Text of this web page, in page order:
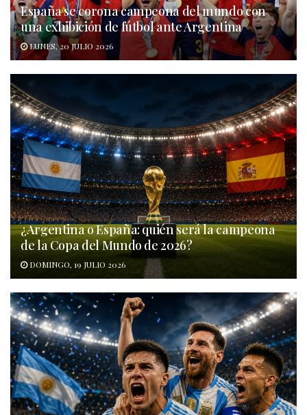
España se corona campeona del mundo con
una exhibición de fútbol ante Argentina
LUNES, 20 JULIO 2026
¿Argentina o España: quién será la campeona
de la Copa del Mundo de 2026?
DOMINGO, 19 JULIO 2026